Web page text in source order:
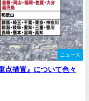
ニュース
点措置』について色々